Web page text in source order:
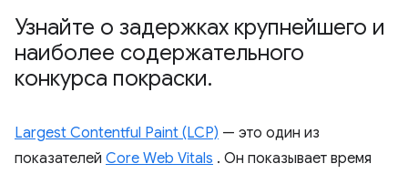
Узнайте о задержках крупнейшего и
наиболее содержательного
конкурса покраски.
Largest Contentful Paint (LCP) — это один из
показателей Core Web Vitals . Он показывает время